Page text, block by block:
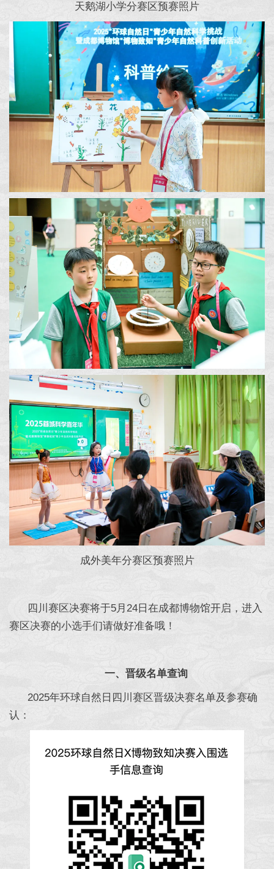
天鹅湖小学分赛区预赛照片
成外美年分赛区预赛照片
四川赛区决赛将于5月24日在成都博物馆开启，进入
赛区决赛的小选手们请做好准备哦！
一、晋级名单查询
2025年环球自然日四川赛区晋级决赛名单及参赛确
认：